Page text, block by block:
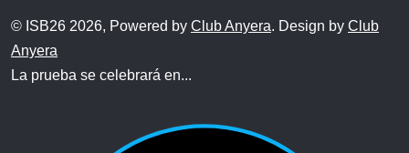
© ISB26 2026, Powered by Club Anyera. Design by Club
Anyera
La prueba se celebrará en...